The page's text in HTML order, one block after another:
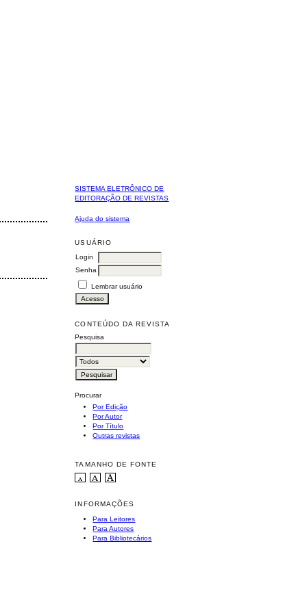
SISTEMA ELETRÔNICO DE
EDITORAÇÃO DE REVISTAS
Ajuda do sistema
USUÁRIO
Login
Senha
Lembrar usuário
CONTEÚDO DA REVISTA
Pesquisa
Procurar
Por Edição
Por Autor
Por Título
Outras revistas
TAMANHO DE FONTE
INFORMAÇÕES
Para Leitores
Para Autores
Para Bibliotecários